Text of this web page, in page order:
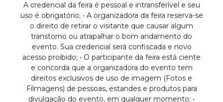
A credencial da feira é pessoal e intransferível e seu
uso é obrigatório; • A organizadora da feira reserva-se
o direito de retirar o visitante que causar algum
transtorno ou atrapalhar o bom andamento do
evento. Sua credencial será confiscada e novo
acesso proibido; • O participante da feira está ciente
e concorda que a organizadora do evento tem
direitos exclusivos de uso de imagem (Fotos e
Filmagens) de pessoas, estandes e produtos para
divulgação do evento, em qualquer momento; •